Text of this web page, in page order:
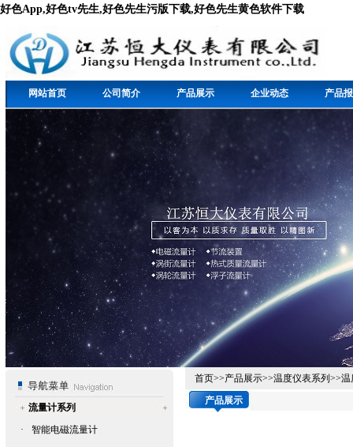
好色App,好色tv先生,好色先生污版下载,好色先生黄色软件下载
网站首页 公司简介 产品展示 企业动态 产品
流量计系列
·
智能电磁流量计
首页>>产品展示>>温度仪表系列 >>温
产品展示